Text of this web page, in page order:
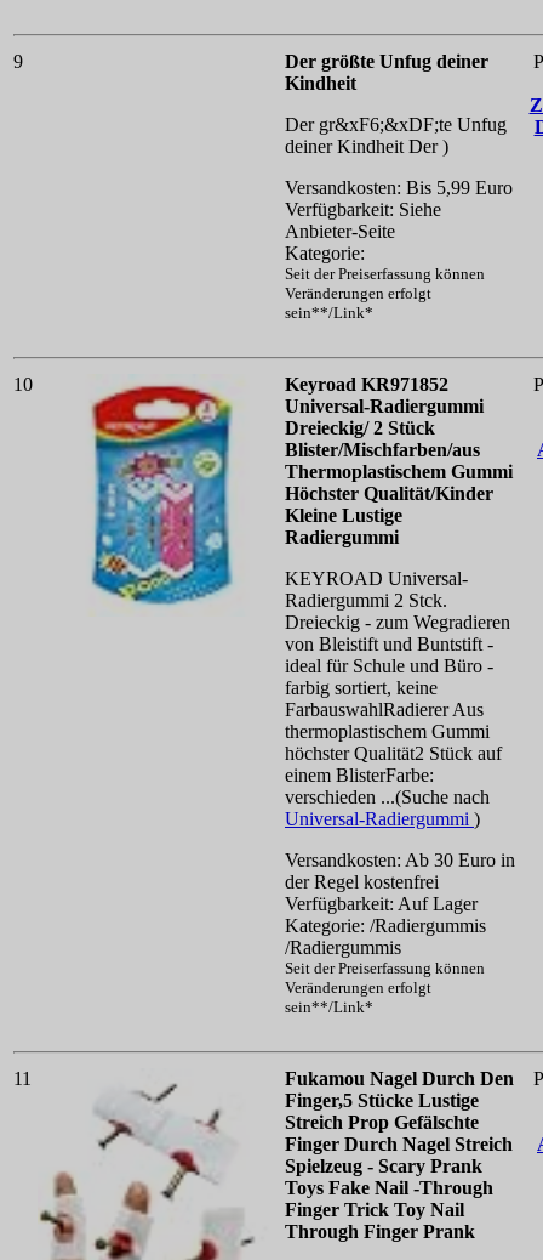
9
Der größte Unfug deiner
Kindheit
Der gr&xF6;&xDF;te Unfug
deiner Kindheit Der )
Versandkosten: Bis 5,99 Euro
Verfügbarkeit: Siehe
Anbieter-Seite
Kategorie:
Seit der Preiserfassung können
Veränderungen erfolgt
sein**/Link*
10
Keyroad KR971852
Universal-Radiergummi
Dreieckig/ 2 Stück
Blister/Mischfarben/aus
Thermoplastischem Gummi
Höchster Qualität/Kinder
Kleine Lustige
Radiergummi
KEYROAD Universal-
Radiergummi 2 Stck.
Dreieckig - zum Wegradieren
von Bleistift und Buntstift -
ideal für Schule und Büro -
farbig sortiert, keine
FarbauswahlRadierer Aus
thermoplastischem Gummi
höchster Qualität2 Stück auf
einem BlisterFarbe:
verschieden ...(Suche nach
Universal-Radiergummi )
Versandkosten: Ab 30 Euro in
der Regel kostenfrei
Verfügbarkeit: Auf Lager
Kategorie: /Radiergummis
/Radiergummis
Seit der Preiserfassung können
Veränderungen erfolgt
sein**/Link*
11
Fukamou Nagel Durch Den
Finger,5 Stücke Lustige
Streich Prop Gefälschte
Finger Durch Nagel Streich
Spielzeug - Scary Prank
Toys Fake Nail -Through
Finger Trick Toy Nail
Through Finger Prank